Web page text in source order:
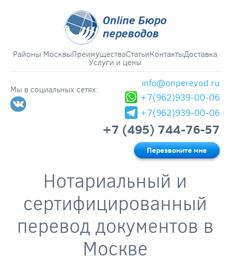
Районы МосквыПреимуществаСтатьиКонтактыДоставка
Услуги и цены
Мы в социальных сетях:
info@onperevod.ru
+7(962)939-00-06
+7(962)939-00-06
+7 (495) 744-76-57
Перезвоните мне
Нотариальный и
сертифицированный
перевод документов в
Москве